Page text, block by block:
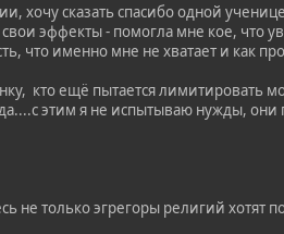
хочу сказать спасибо одной
эффекты - помогла мне кое, что
что именно мне не хватает и как
кто ещё пытается лимитировать
этим я не испытываю нужды,
не только эгрегоры религий хотят